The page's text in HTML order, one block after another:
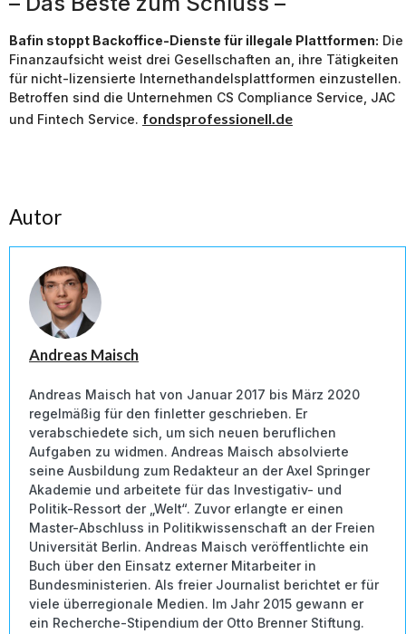
Bafin stoppt Backoffice-Dienste für illegale Plattformen: Die
Finanzaufsicht weist drei Gesellschaften an, ihre Tätigkeiten
für nicht-lizensierte Internethandelsplattformen einzustellen.
Betroffen sind die Unternehmen CS Compliance Service, JAC
und Fintech Service. fondsprofessionell.de
Autor
Andreas Maisch
Andreas Maisch hat von Januar 2017 bis März 2020
regelmäßig für den finletter geschrieben. Er
verabschiedete sich, um sich neuen beruflichen
Aufgaben zu widmen. Andreas Maisch absolvierte
seine Ausbildung zum Redakteur an der Axel Springer
Akademie und arbeitete für das Investigativ- und
Politik-Ressort der „Welt“. Zuvor erlangte er einen
Master-Abschluss in Politikwissenschaft an der Freien
Universität Berlin. Andreas Maisch veröffentlichte ein
Buch über den Einsatz externer Mitarbeiter in
Bundesministerien. Als freier Journalist berichtet er für
viele überregionale Medien. Im Jahr 2015 gewann er
ein Recherche-Stipendium der Otto Brenner Stiftung.